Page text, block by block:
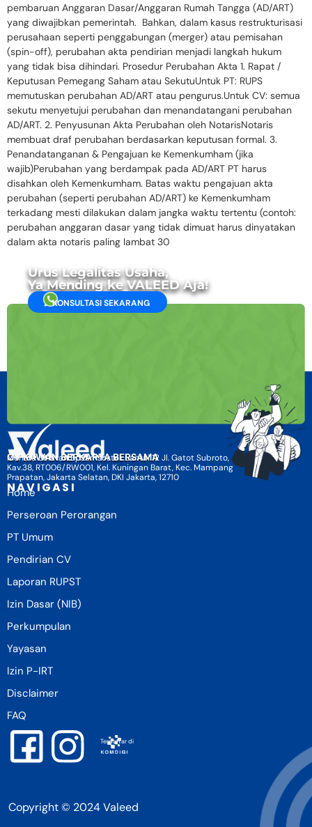
pembaruan Anggaran Dasar/Anggaran Rumah Tangga (AD/ART)
yang diwajibkan pemerintah. Bahkan, dalam kasus restrukturisasi
perusahaan seperti penggabungan (merger) atau pemisahan
(spin-off), perubahan akta pendirian menjadi langkah hukum
yang tidak bisa dihindari. Prosedur Perubahan Akta 1. Rapat /
Keputusan Pemegang Saham atau SekutuUntuk PT: RUPS
memutuskan perubahan AD/ART atau pengurus.Untuk CV: semua
sekutu menyetujui perubahan dan menandatangani perubahan
AD/ART. 2. Penyusunan Akta Perubahan oleh NotarisNotaris
membuat draf perubahan berdasarkan keputusan formal. 3.
Penandatanganan & Pengajuan ke Kemenkumham (jika
wajib)Perubahan yang berdampak pada AD/ART PT harus
disahkan oleh Kemenkumham. Batas waktu pengajuan akta
perubahan (seperti perubahan AD/ART) ke Kemenkumham
terkadang mesti dilakukan dalam jangka waktu tertentu (contoh:
perubahan anggaran dasar yang tidak dimuat harus dinyatakan
dalam akta notaris paling lambat 30
Urus Legalitas Usaha,
Ya Mending ke VALEED Aja!
KONSULTASI SEKARANG
CV KAWAN BERKARYA BERSAMA
Menara Selatan BpJamsostek Lantai 12 Jl. Gatot Subroto,
Kav.38, RT006/RW001, Kel. Kuningan Barat, Kec. Mampang
Prapatan, Jakarta Selatan, DKI Jakarta, 12710
NAVIGASI
Home
Perseroan Perorangan
PT Umum
Pendirian CV
Laporan RUPST
Izin Dasar (NIB)
Perkumpulan
Yayasan
Izin P-IRT
Disclaimer
FAQ
Terdaftar di
Copyright © 2024 Valeed